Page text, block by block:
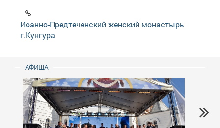
Иоанно-Предтеченский женский монастырь
г.Кунгура
АФИША